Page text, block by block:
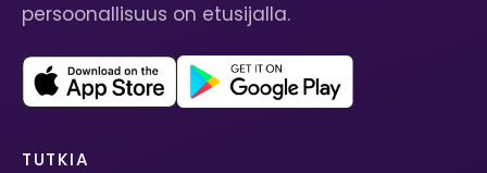
persoonallisuus on etusijalla.
TUTKIA